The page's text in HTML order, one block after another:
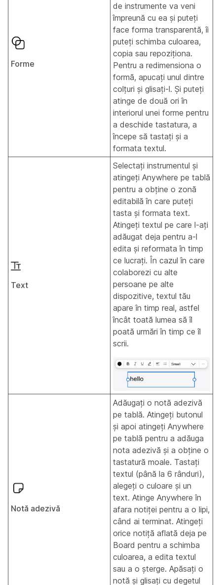
Forme
de instrumente va veni
împreună cu ea și puteți
face forma transparentă, îi
puteți schimba culoarea,
copia sau repoziționa.
Pentru a redimensiona o
formă, apucați unul dintre
colțuri și glisați-l. Și puteți
atinge de două ori în
interiorul unei forme pentru
a deschide tastatura, a
începe să tastați și a
formata textul.
Text
Selectați instrumentul și
atingeți Anywhere pe tablă
pentru a obține o zonă
editabilă în care puteți
tasta și formata text.
Atingeți textul pe care l-ați
adăugat deja pentru a-l
edita și reformata în timp
ce lucrați. În cazul în care
colaborezi cu alte
persoane pe alte
dispozitive, textul tău
apare în timp real, astfel
încât toată lumea să îl
poată urmări în timp ce îl
scrii.
Notă adezivă
Adăugați o notă adezivă
pe tablă. Atingeți butonul
și apoi atingeți Anywhere
pe tablă pentru a adăuga
nota adezivă și a obține o
tastatură moale. Tastați
textul (până la 6 rânduri),
alegeți o culoare și un
text. Atinge Anywhere în
afara notiței pentru a o lipi,
când ai terminat. Atingeți
orice notiță aflată deja pe
Board pentru a schimba
culoarea, a edita textul
sau a o șterge. Apăsați o
notă și glisați cu degetul